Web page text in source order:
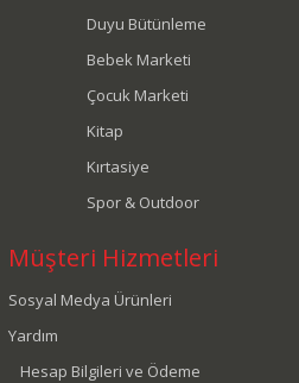
Duyu Bütünleme
Bebek Marketi
Çocuk Marketi
Kitap
Kırtasiye
Spor & Outdoor
Müşteri Hizmetleri
Sosyal Medya Ürünleri
Yardım
Hesap Bilgileri ve Ödeme